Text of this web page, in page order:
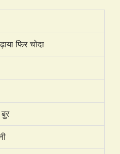
फिर चोदा
बुर